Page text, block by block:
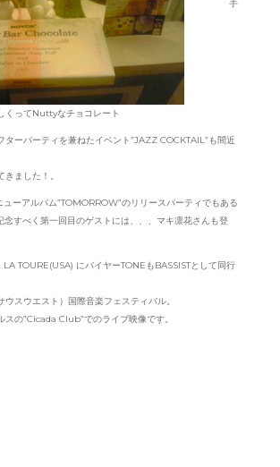
手
くってNuttyなチョコレート
ターパーティを兼ねたイベント”JAZZ COCKTAIL”も間近
ました！。
ーアルバム”TOMORROW”のリリースパーティでもある
すべく第一回目のゲストには、、、マキ凛花さんも登
TOURE(USA) にバイヤーTONEもBASSISTとして同行
ウスウエスト）国際音楽フェスティバル。
スの”Cicada Club”でのライブ映像です。